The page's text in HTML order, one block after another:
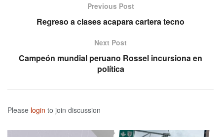
Previous Post
Regreso a clases acapara cartera tecno
Next Post
Campeón mundial peruano Rossel incursiona en
política
Please login to join discussion